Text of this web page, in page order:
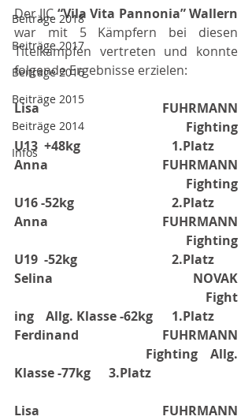
Beiträge 2018
Beiträge 2017
Beiträge 2016
Beiträge 2015
Beiträge 2014
Infos
Der JJC
war mit 5 Kämpfern bei diesen
Titelkämpfen vertreten und konnte
folgende Ergebnisse erzielen:
Lisa FUHRMANN
Fighting
U13 +48kg
1.Platz
Anna FUHRMANN
Fighting
U16 -52kg
2.Platz
Anna FUHRMANN
Fighting
U19 -52kg
2.Platz
Selina NOVAK
Fight
ing 	Allg. Klasse -62kg
1.Platz
Ferdinand FUHRMANN
Fighting 	Allg.
Klasse -77kg
3.Platz
Lisa FUHRMANN